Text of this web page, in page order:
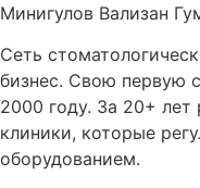
Минигулов Вализан
Сеть
бизнес. Свою первую
2000 году. За 20+
клиники, которые
оборудованием.